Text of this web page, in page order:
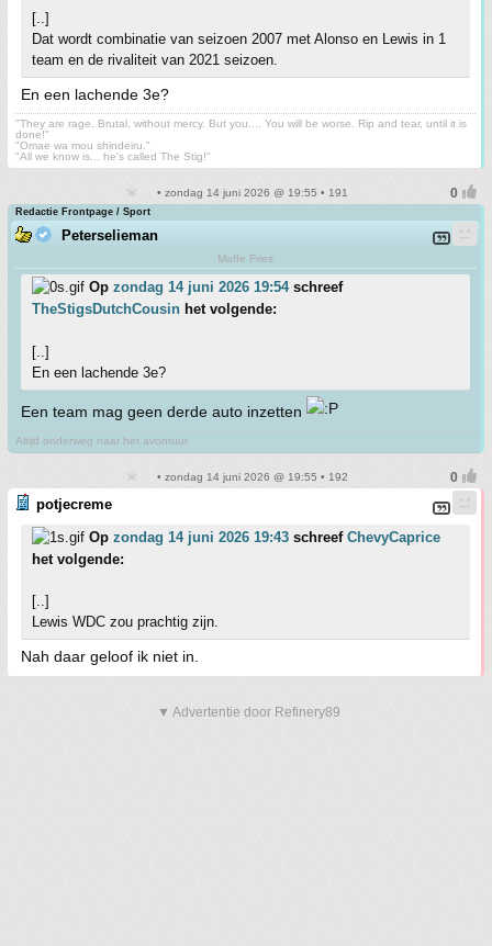
[..]
Dat wordt combinatie van seizoen 2007 met Alonso en Lewis in 1
team en de rivaliteit van 2021 seizoen.
En een lachende 3e?
"They are rage. Brutal, without mercy. But you.... You will be worse. Rip and tear, until it is
done!"
"Omae wa mou shindeiru."
"All we know is... he's called The Stig!"
• zondag 14 juni 2026 @ 19:55 • 191
Redactie Frontpage / Sport
Peterselieman
Maffe Fries
Op zondag 14 juni 2026 19:54schreef
TheStigsDutchCousin het volgende:
[..]
En een lachende 3e?
Een team mag geen derde auto inzetten
Altijd onderweg naar het avontuur
• zondag 14 juni 2026 @ 19:55 • 192
potjecreme
Op zondag 14 juni 2026 19:43 schreef ChevyCaprice
het volgende:
[..]
Lewis WDC zou prachtig zijn.
Nah daar geloof ik niet in.
▼ Advertentie door Refinery89